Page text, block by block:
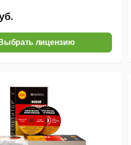
Выбрать лицензию